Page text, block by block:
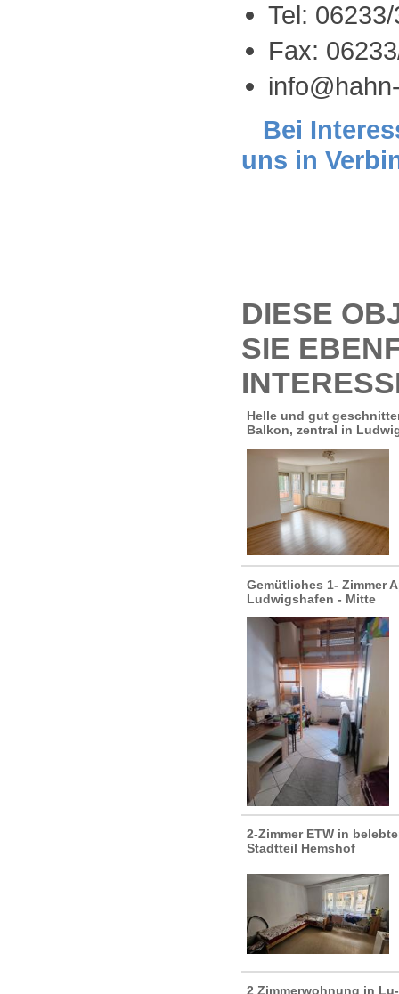
Tel:
Fax:
Bei
uns in
DIESE
SIE
Helle und gut
Balkon, zentral in
Gemütliches 1- Zimmer
Ludwigshafen - Mitte
2-Zimmer ETW in
Stadtteil Hemshof
2 Zimmerwohnung in